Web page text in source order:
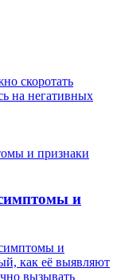
скоротать
на негативных
и
и
как её выявляют
вызывать